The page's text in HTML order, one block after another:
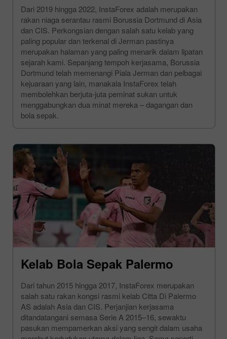
Dari 2019 hingga 2022, InstaForex adalah merupakan
rakan niaga serantau rasmi Borussia Dortmund di Asia
dan CIS. Perkongsian dengan salah satu kelab yang
paling popular dan terkenal di Jerman pastinya
merupakan halaman yang paling menarik dalam lipatan
sejarah kami. Sepanjang tempoh kerjasama, Borussia
Dortmund telah memenangi Piala Jerman dan pelbagai
kejuaraan yang lain, manakala InstaForex telah
membolehkan berjuta-juta peminat sukan untuk
menggabungkan dua minat mereka – dagangan dan
bola sepak.
Kelab Bola Sepak Palermo
Dari tahun 2015 hingga 2017, InstaForex merupakan
salah satu rakan kongsi rasmi kelab Citta Di Palermo
AS adalah Asia dan CIS. Perjanjian kerjasama
ditandatangani semasa Serie A 2015–16, sewaktu
pasukan mempamerkan aksi yang sengit dalam usaha